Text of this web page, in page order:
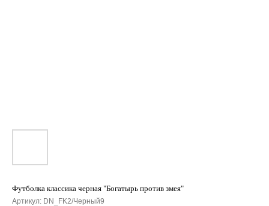
Футболка классика черная "Богатырь против змея"
Артикул: DN_FK2/Черный9